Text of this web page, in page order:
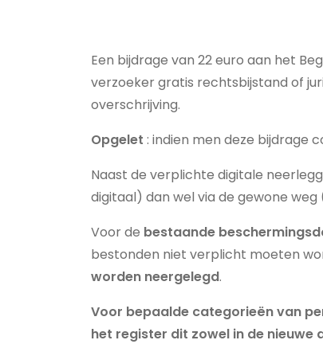
Een bijdrage van 22 euro aan het
verzoeker gratis rechtsbijstand of
overschrijving.
Opgelet : indien men deze bijdrage
Naast de verplichte digitale
digitaal) dan wel via de gewone
Voor de bestaande
bestonden niet verplicht moeten
worden neergelegd.
Voor bepaalde categorieën van
het register dit zowel in de nieuwe